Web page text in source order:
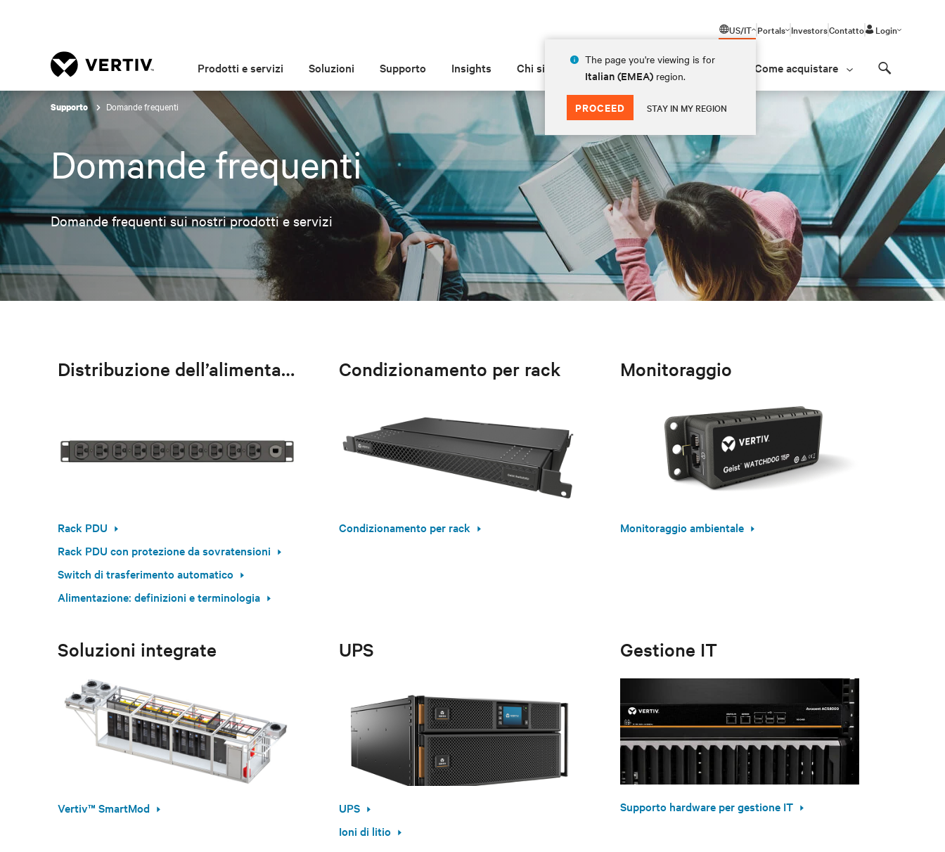
US/IT
The page you're viewing is for
Italian (EMEA) region.
PROCEED STAY IN MY REGION
Portals InvestorsContatto Login
Prodotti e servizi Soluzioni Supporto Insights Chi siamo Come acquistare
Supporto Domande frequenti
Domande frequenti
Domande frequenti sui nostri prodotti e servizi
Distribuzione dell’alimentazione
Rack PDU
Rack PDU con protezione da sovratensioni
Switch di trasferimento automatico
Alimentazione: definizioni e terminologia
Condizionamento per rack
Condizionamento per rack
Monitoraggio
Monitoraggio ambientale
Soluzioni integrate
Vertiv™ SmartMod
UPS
UPS
Ioni di litio
Gestione IT
Supporto hardware per gestione IT